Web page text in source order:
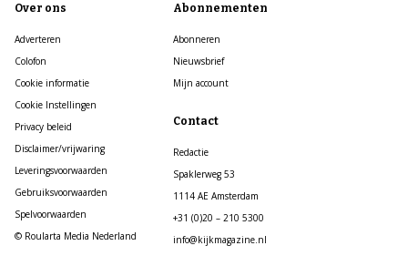
Over ons
Adverteren
Colofon
Cookie informatie
Cookie Instellingen
Privacy beleid
Disclaimer/vrijwaring
Leveringsvoorwaarden
Gebruiksvoorwaarden
Spelvoorwaarden
© Roularta Media Nederland
Abonnementen
Abonneren
Nieuwsbrief
Mijn account
Contact
Redactie
Spaklerweg 53
1114 AE Amsterdam
+31 (0)20 – 210 5300
info@kijkmagazine.nl